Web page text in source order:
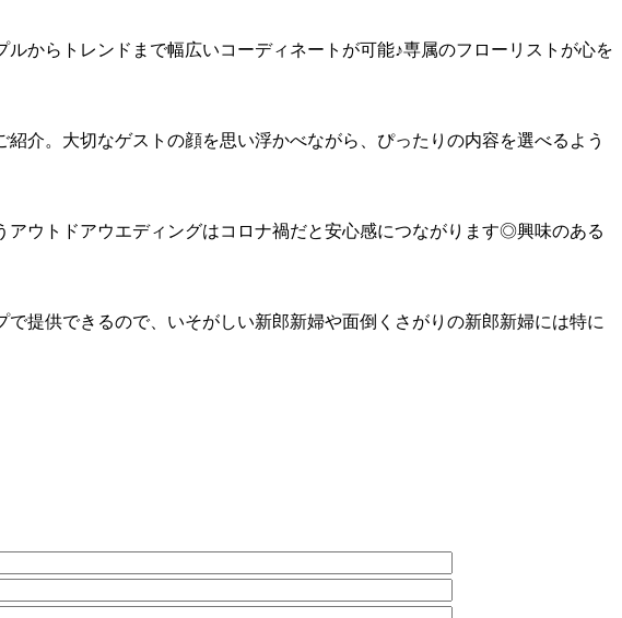
からトレンドまで幅広いコーディネートが可能♪専属のフローリストが心を
介。大切なゲストの顔を思い浮かべながら、ぴったりの内容を選べるよう
ウトドアウエディングはコロナ禍だと安心感につながります◎興味のある
提供できるので、いそがしい新郎新婦や面倒くさがりの新郎新婦には特に